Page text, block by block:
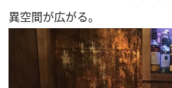
異空間が広がる。